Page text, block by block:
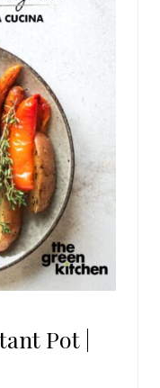
Pot |